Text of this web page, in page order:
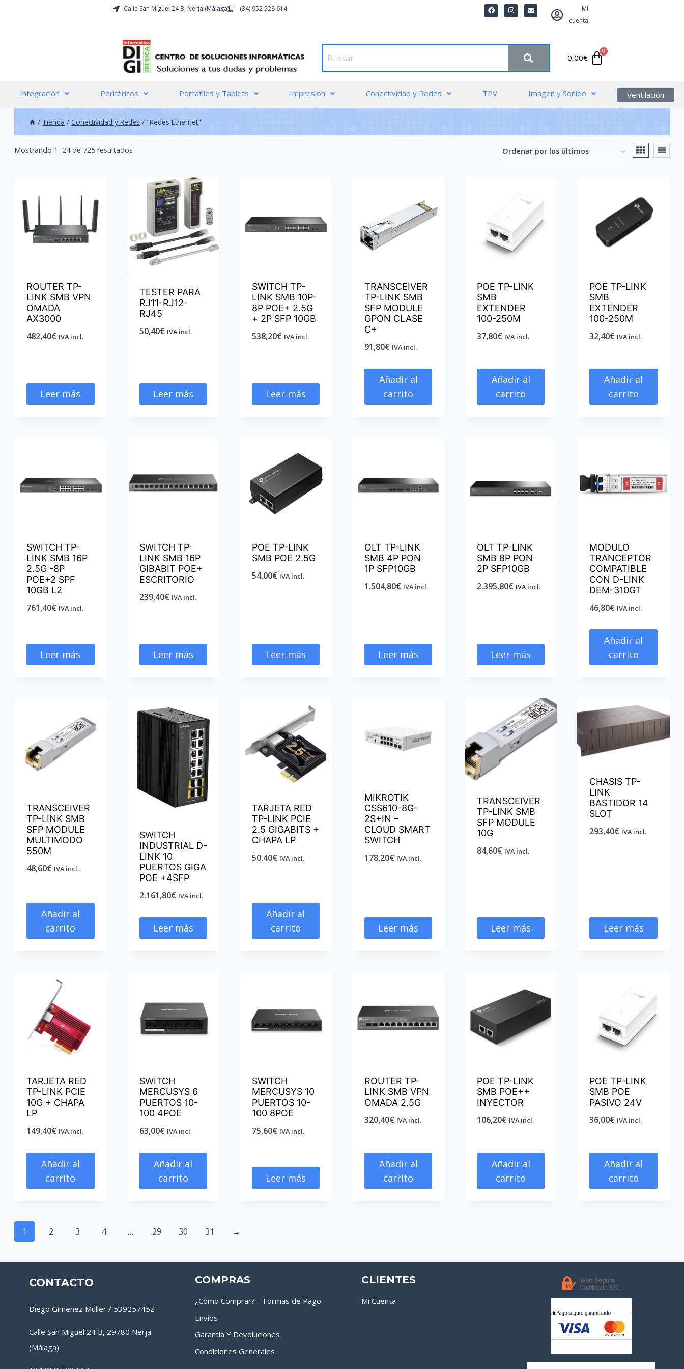
Calle San Miguel 24 B, Nerja (Málaga) (34) 952 528 614
Mi
cuenta
0,00€
Integración Periféricos Portatiles y Tablets Impresion Conectividad y Redes TPV Imagen y Sonido Ventilación
/ Tienda / Conectividad y Redes / "Redes Ethernet"
Mostrando 1–24 de 725 resultados
ROUTER TP-
LINK SMB VPN
OMADA
AX3000
482,40€ IVA incl.
Leer más
TESTER PARA
RJ11-RJ12-
RJ45
50,40€ IVA incl.
Leer más
SWITCH TP-
LINK SMB 10P-
8P POE+ 2.5G
+ 2P SFP 10GB
538,20€ IVA incl.
Leer más
TRANSCEIVER
TP-LINK SMB
SFP MODULE
GPON CLASE
C+
91,80€ IVA incl.
Añadir al
carrito
POE TP-LINK
SMB
EXTENDER
100-250M
37,80€ IVA incl.
Añadir al
carrito
POE TP-LINK
SMB
EXTENDER
100-250M
32,40€ IVA incl.
Añadir al
carrito
SWITCH TP-
LINK SMB 16P
2.5G -8P
POE+2 SPF
10GB L2
761,40€ IVA incl.
Leer más
SWITCH TP-
LINK SMB 16P
GIBABIT POE+
ESCRITORIO
239,40€ IVA incl.
Leer más
POE TP-LINK
SMB POE 2.5G
54,00€ IVA incl.
Leer más
OLT TP-LINK
SMB 4P PON
1P SFP10GB
1.504,80€ IVA incl.
Leer más
OLT TP-LINK
SMB 8P PON
2P SFP10GB
2.395,80€ IVA incl.
Leer más
MODULO
TRANCEPTOR
COMPATIBLE
CON D-LINK
DEM-310GT
46,80€ IVA incl.
Añadir al
carrito
TRANSCEIVER
TP-LINK SMB
SFP MODULE
MULTIMODO
550M
48,60€ IVA incl.
Añadir al
carrito
SWITCH
INDUSTRIAL D-
LINK 10
PUERTOS GIGA
POE +4SFP
2.161,80€ IVA incl.
Leer más
TARJETA RED
TP-LINK PCIE
2.5 GIGABITS +
CHAPA LP
50,40€ IVA incl.
Añadir al
carrito
MIKROTIK
CSS610-8G-
2S+IN –
CLOUD SMART
SWITCH
178,20€ IVA incl.
Leer más
TRANSCEIVER
TP-LINK SMB
SFP MODULE
10G
84,60€ IVA incl.
Leer más
CHASIS TP-
LINK
BASTIDOR 14
SLOT
293,40€ IVA incl.
Leer más
TARJETA RED
TP-LINK PCIE
10G + CHAPA
LP
149,40€ IVA incl.
Añadir al
carrito
SWITCH
MERCUSYS 6
PUERTOS 10-
100 4POE
63,00€ IVA incl.
Añadir al
carrito
SWITCH
MERCUSYS 10
PUERTOS 10-
100 8POE
75,60€ IVA incl.
Leer más
ROUTER TP-
LINK SMB VPN
OMADA 2.5G
320,40€ IVA incl.
Añadir al
carrito
POE TP-LINK
SMB POE++
INYECTOR
106,20€ IVA incl.
Añadir al
carrito
POE TP-LINK
SMB POE
PASIVO 24V
36,00€ IVA incl.
Añadir al
carrito
1 2 3 4 … 29 30 31 →
CONTACTO
Diego Gimenez Muller / 53925745Z
Calle San Miguel 24 B, 29780 Nerja
(Málaga)
COMPRAS
¿Cómo Comprar? – Formas de Pago
Envíos
Garantía Y Devoluciones
Condiciones Generales
CLIENTES
Mi Cuenta